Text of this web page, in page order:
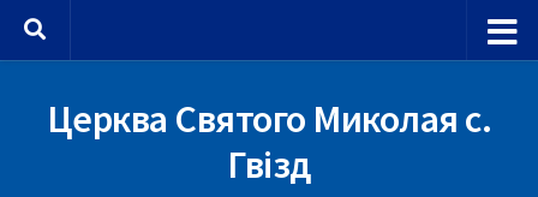
Skip to content
Церква Святого Миколая с.
Гвізд